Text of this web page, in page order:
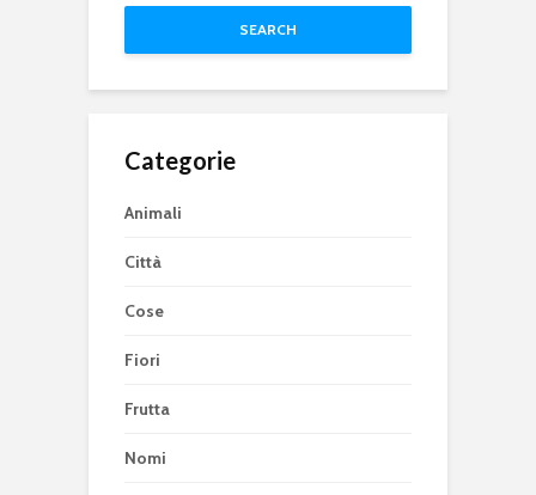
SEARCH
Categorie
Animali
Città
Cose
Fiori
Frutta
Nomi